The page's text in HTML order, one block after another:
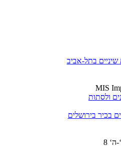
בתל-אביב
MIS
ולסתות
בכיר בירושלים
8